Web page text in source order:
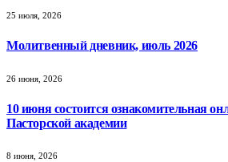
25 июля, 2026
Молитвенный дневник, июль 2026
26 июня, 2026
10 июня состоится ознакомительная
Пасторской академии
8 июня, 2026